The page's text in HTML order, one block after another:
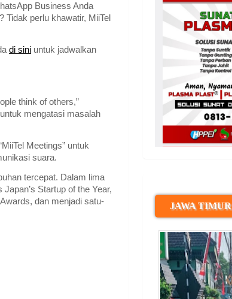
Business Anda
perlu khawatir, MiiTel
di sini untuk jadwalkan
think of others,”
mengatasi masalah
Meetings” untuk
suara.
tercepat. Dalam lima
Startup of the Year,
dan menjadi satu-
JAWA TIMUR